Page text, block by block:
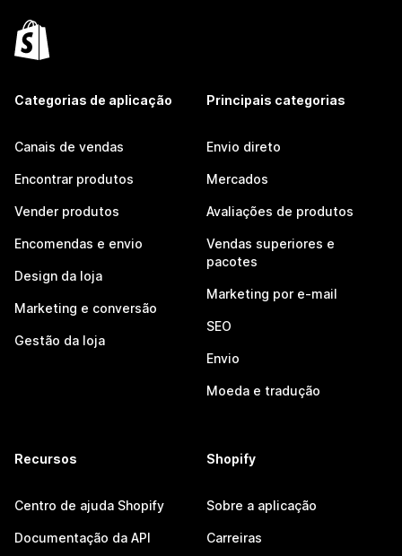
Categorias de aplicação
Canais de vendas
Encontrar produtos
Vender produtos
Encomendas e envio
Design da loja
Marketing e conversão
Gestão da loja
Principais categorias
Envio direto
Mercados
Avaliações de produtos
Vendas superiores e
pacotes
Marketing por e-mail
SEO
Envio
Moeda e tradução
Recursos
Centro de ajuda Shopify
Documentação da API
Shopify
Sobre a aplicação
Carreiras